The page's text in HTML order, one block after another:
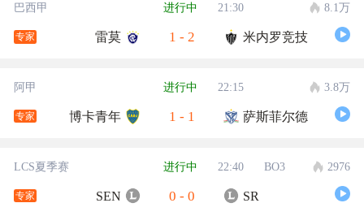
巴西甲 进行中 21:30 8.1万
专家 雷莫 1 - 2 米内罗竞技
阿甲 进行中 22:15 3.8万
专家 博卡青年 1 - 1 萨斯菲尔德
LCS夏季赛 进行中 22:40 BO3 2976
专家 SEN 0 - 0 SR